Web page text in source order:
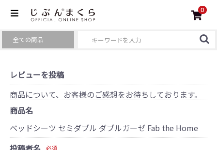
0
レビューを投稿
商品について、お客様のご感想をお待ちしております。
商品名
ベッドシーツ セミダブル ダブルガーゼ Fab the Home
必須